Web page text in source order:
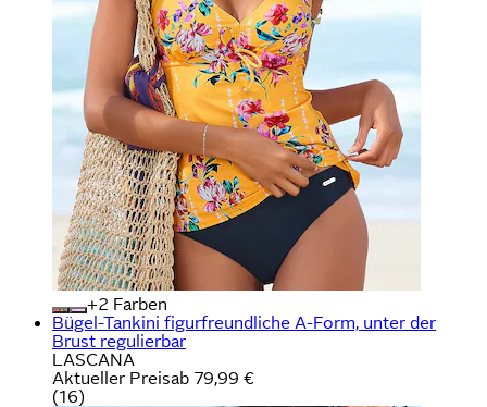
+
Farben
Bügel-Tankini figurfreundliche A-Form, unter der
Brust regulierbar
LASCANA
Aktueller Preisab 79,99 €
(16)